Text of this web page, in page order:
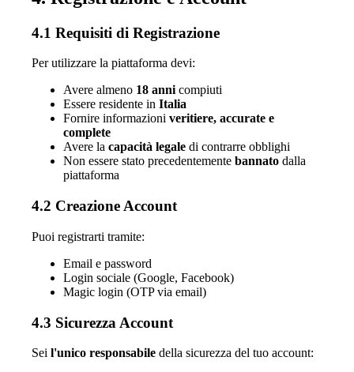
4.1 Requisiti di Registrazione
Per utilizzare la piattaforma devi:
Avere almeno 18 annicompiuti
Essere residente in Italia
Fornire informazioni veritiere, accurate e
complete
Avere la capacità legale di contrarre obblighi
Non essere stato precedentemente bannato dalla
piattaforma
4.2 Creazione Account
Puoi registrarti tramite:
Email e password
Login sociale (Google, Facebook)
Magic login (OTP via email)
4.3 Sicurezza Account
Sei l'unico responsabile della sicurezza del tuo account: